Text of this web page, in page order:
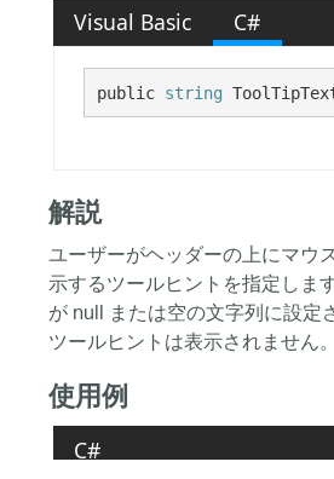
Visual Basic C#
public string
解説
ユーザーがヘッダーの上にマウ
示するツールヒントを指定しま
が null または空の文字列に設定
ツールヒントは表示されません。
使用例
C#